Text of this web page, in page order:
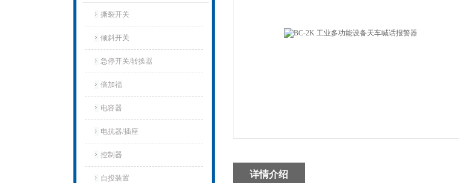
撕裂开关
倾斜开关
急停开关/转换器
倍加福
电容器
电抗器/插座
控制器
自投装置 详情介绍